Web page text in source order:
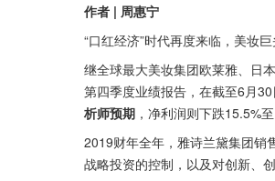
作者 | 周惠宁
“口红经济”时代再度来临，美妆
继全球最大美妆集团欧莱雅、日
第四季度业绩报告，在截至6月
析师预期 ，净利润则下跌15.5%至
2019财年全年，雅诗兰黛集团销
战略投资的控制，以及对创新、